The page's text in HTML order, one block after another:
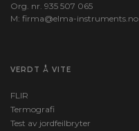
Org. nr. 935 507 065
M: firma@elma-instruments.no​
VERDT Å VITE
FLIR
Termografi
Test av jordfeilbryter